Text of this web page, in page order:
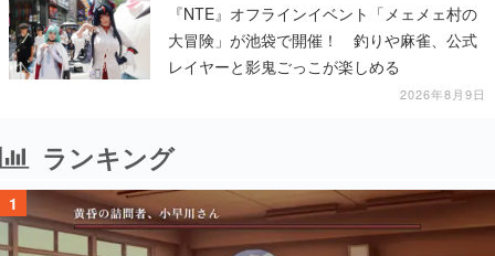
『NTE』オフラインイベント「メェメェ村の
大冒険」が池袋で開催！ 釣りや麻雀、公式
レイヤーと影鬼ごっこが楽しめる
2026年8月9日
ランキング
1